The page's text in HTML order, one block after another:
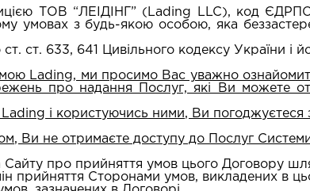
ТОВ “ЛЕІДІНГ” (Lading LLC), код
умовах з будь-якою особою, яка
ст. 633, 641 Цивільного кодексу України і
Lading, ми просимо Вас уважно
про надання Послуг, які Ви можете
і користуючись ними, Ви погоджуєтеся
Ви не отримаєте доступу до Послуг
Сайту про прийняття умов цього Договору
прийняття Сторонами умов, викладених в